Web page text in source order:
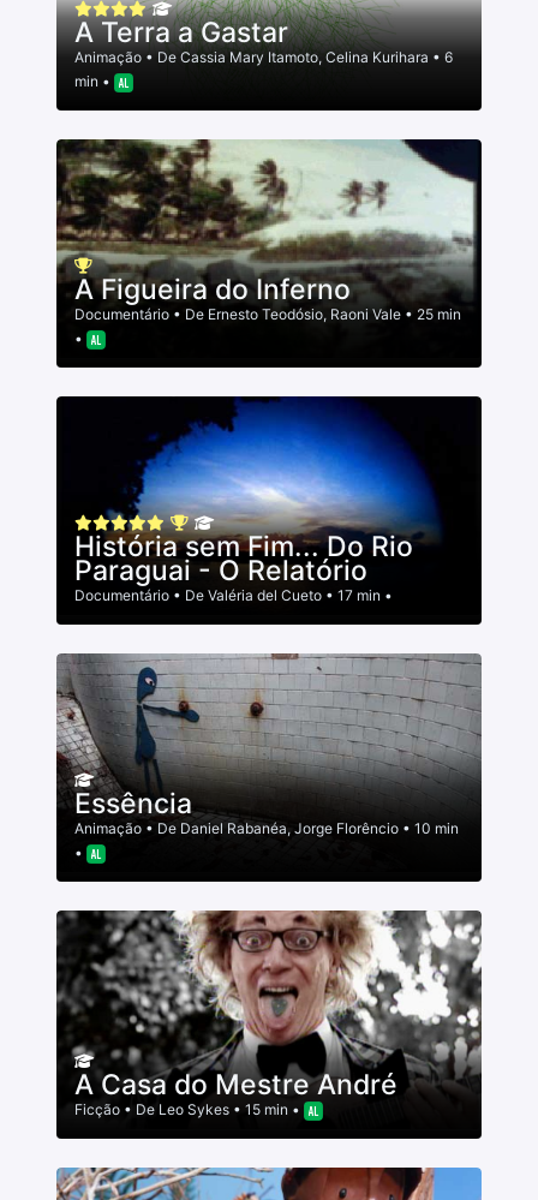
A Terra a Gastar
Animação • De Cassia Mary Itamoto, Celina Kurihara • 6
min •
A Figueira do Inferno
Documentário • De Ernesto Teodósio, Raoni Vale • 25 min
•
História sem Fim... Do Rio
Paraguai - O Relatório
Documentário • De Valéria del Cueto • 17 min •
Essência
Animação • De Daniel Rabanéa, Jorge Florêncio • 10 min
•
A Casa do Mestre André
Ficção • De Leo Sykes • 15 min •